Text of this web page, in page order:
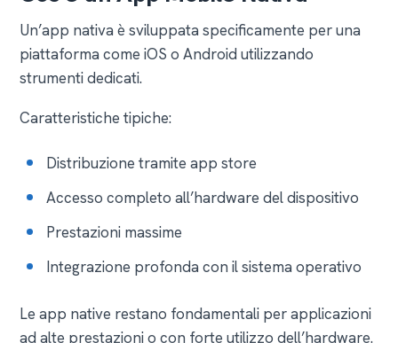
Un’app nativa è sviluppata specificamente per una
piattaforma come iOS o Android utilizzando
strumenti dedicati.
Caratteristiche tipiche:
Distribuzione tramite app store
Accesso completo all’hardware del dispositivo
Prestazioni massime
Integrazione profonda con il sistema operativo
Le app native restano fondamentali per applicazioni
ad alte prestazioni o con forte utilizzo dell’hardware.